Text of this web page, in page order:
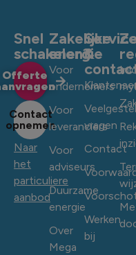
Snel
schakelen?
Offerte
Contact
opnemen
Naar
het
particuliere
aanbod
Zakelijke
energie
Voor
ondernemers
Voor
leveranciers
Voor
adviseurs
Duurzame
energie
Over
Mega
&
vragen
Contact
Werken
bij